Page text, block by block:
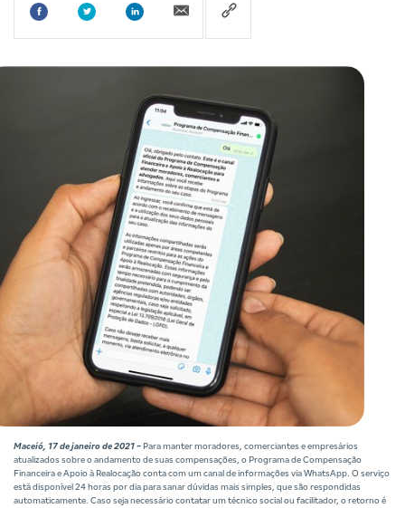
Maceió, 17 de janeiro de 2021 - Para manter moradores, comerciantes e empresários
atualizados sobre o andamento de suas compensações, o Programa de Compensação
Financeira e Apoio à Realocação conta com um canal de informações via WhatsApp. O serviço
está disponível 24 horas por dia para sanar dúvidas mais simples, que são respondidas
automaticamente. Caso seja necessário contatar um técnico social ou facilitador, o retorno é